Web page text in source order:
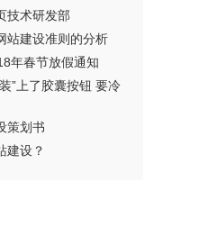
技术研发部
站建设准则的分析
年春节放假通知
”上了胶囊按钮 要冷
策划书
建设？